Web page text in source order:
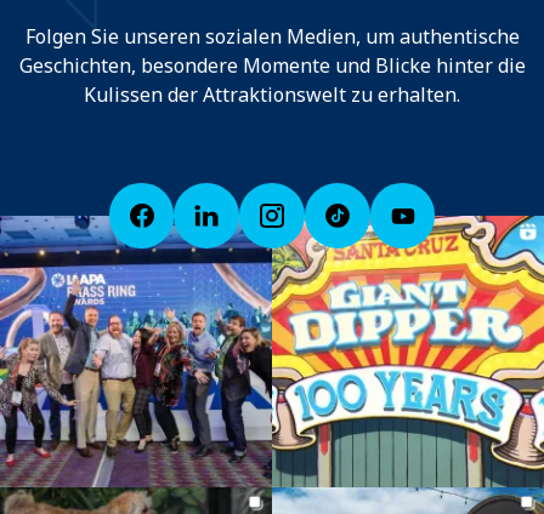
Folgen Sie unseren sozialen Medien, um authentische
Geschichten, besondere Momente und Blicke hinter die
Kulissen der Attraktionswelt zu erhalten.